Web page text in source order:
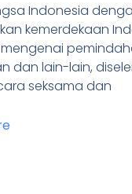
Indonesia
kemerdekaan
dan lain-lain,
seksama dan